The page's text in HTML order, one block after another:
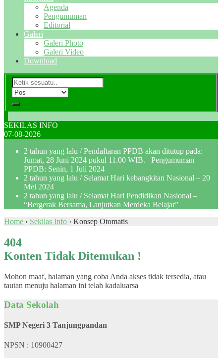
Agenda
Pengumuman
Editorial
Galeri
Galeri Photo
Galeri Video
Download
SEKILAS INFO
07-08-2026
2 tahun yang lalu / Pendaftaran PPDB akan ditutup pada:
Jumat, 28 Juni 2024 pukul 11.00 WIB. Pengumuman
PPDB: Senin, 1 Juli 2024
2 tahun yang lalu / Selamat Hari kebangkitan Nasional – 20
Mei 2024
2 tahun yang lalu / Selamat Hari Pendidikan Nasional –
“Bergerak Bersama, Lanjutkan Merdeka Belajar”
Home › Sekilas Info › Konsep Otomatis
404
Konten Tidak Ditemukan !
Mohon maaf, halaman yang coba Anda akses tidak tersedia, atau
tautan menuju halaman ini telah kadaluarsa
Data Sekolah
SMP Negeri 3 Tanjungpandan
NPSN : 10900427